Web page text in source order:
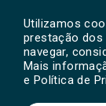
Utilizamos
prestação
navegar,
Mais
e Política de